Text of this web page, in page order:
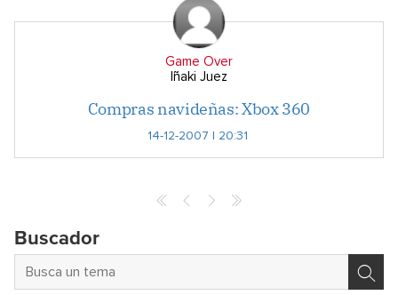
Game Over
Iñaki Juez
Compras navideñas: Xbox 360
14-12-2007 | 20:31
Buscador